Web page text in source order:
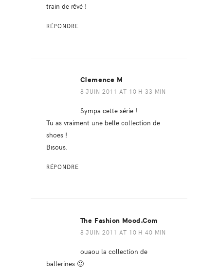
train de rêvé !
RÉPONDRE
Clemence M
8 JUIN 2011 AT 10 H 33 MIN
Sympa cette série !
Tu as vraiment une belle collection de
shoes !
Bisous.
RÉPONDRE
The Fashion Mood.com
8 JUIN 2011 AT 10 H 40 MIN
ouaou la collection de
ballerines 🙂